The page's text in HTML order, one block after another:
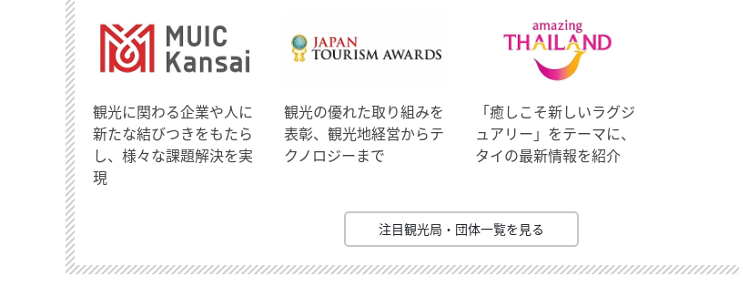
観光に関わる企業や人に
新たな結びつきをもたら
し、様々な課題解決を実
現
観光の優れた取り組みを
表彰、観光地経営からテ
クノロジーまで
「癒しこそ新しいラグジ
ュアリー」をテーマに、
タイの最新情報を紹介
注目観光局・団体一覧を見る